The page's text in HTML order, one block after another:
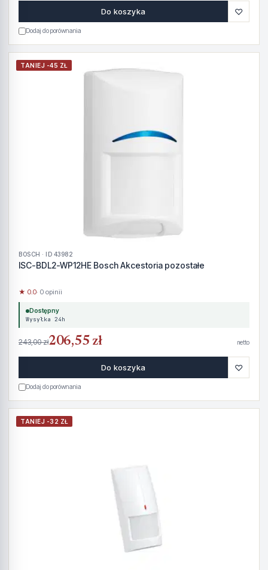
Do koszyka ♡
Dodaj do porównania
TANIEJ -45 ZŁ
BOSCH · ID 43982
ISC-BDL2-WP12HE Bosch Akcestoria pozostałe
★ 0.0· 0 opinii
Dostępny
Wysyłka 24h
243,00 zł206,55 zł netto
Do koszyka ♡
Dodaj do porównania
TANIEJ -32 ZŁ